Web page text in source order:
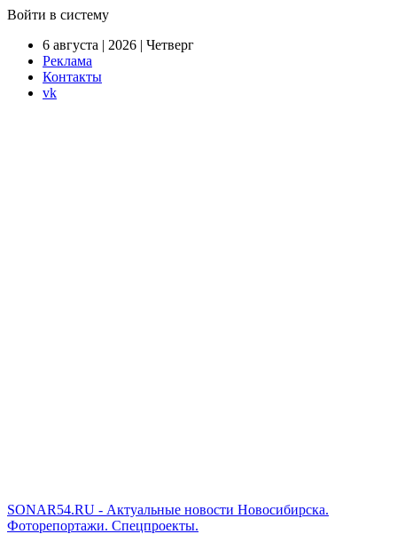
Войти в систему
6 августа | 2026 | Четверг
Реклама
Контакты
vk
SONAR54.RU - Актуальные новости Новосибирска.
Фоторепортажи. Спецпроекты.